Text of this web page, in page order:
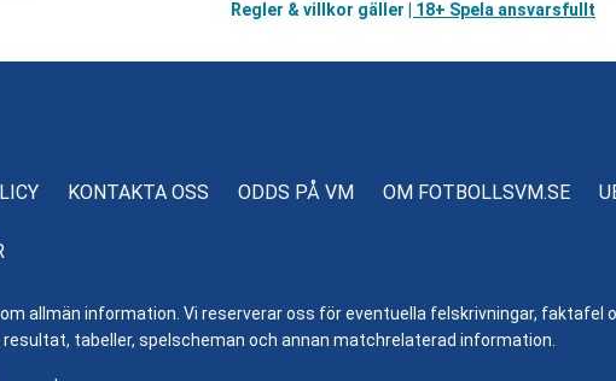
Regler & villkor gäller | 18+ Spela ansvarsfullt
KONTAKTA OSS ODDS PÅ VM OM FOTBOLLSVM.SE
allmän information. Vi reserverar oss för eventuella felskrivningar, faktafel
tabeller, spelscheman och annan matchrelaterad information.